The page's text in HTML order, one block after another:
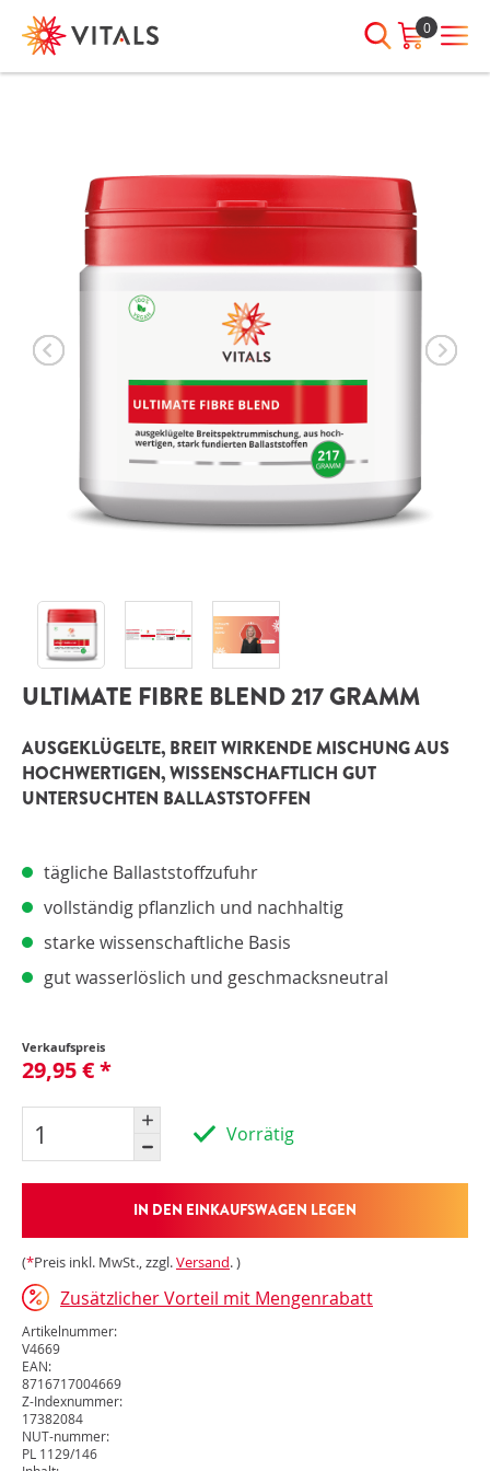
0
Wir sind jeden Tag für Sie da!
Wenn wir Ihnen irgendwie
Sie bitte Kontakt mit uns auf:
00800 7887 7887
E-Mail-Adresse
vergessen?
Passwort
ANMELDEN
ULTIMATE FIBRE BLEND 217 GRAMM
AUSGEKLÜGELTE, BREIT WIRKENDE MISCHUNG AUS
HOCHWERTIGEN, WISSENSCHAFTLICH GUT
UNTERSUCHTEN BALLASTSTOFFEN
tägliche Ballaststoffzufuhr
vollständig pflanzlich und nachhaltig
starke wissenschaftliche Basis
gut wasserlöslich und geschmacksneutral
Verkaufspreis
29,95 € *
Vorrätig
IN DEN EINKAUFSWAGEN LEGEN
(*Preis inkl. MwSt., zzgl.Versand. )
Zusätzlicher Vorteil mit Mengenrabatt
Artikelnummer:
V4669
EAN:
8716717004669
Z-Indexnummer:
17382084
NUT-nummer:
PL 1129/146